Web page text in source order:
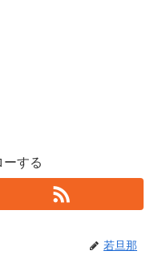
ーする
若旦那